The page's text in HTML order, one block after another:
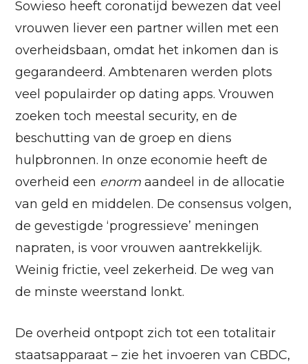
Sowieso heeft coronatijd bewezen dat veel
vrouwen liever een partner willen met een
overheidsbaan, omdat het inkomen dan is
gegarandeerd. Ambtenaren werden plots
veel populairder op dating apps. Vrouwen
zoeken toch meestal security, en de
beschutting van de groep en diens
hulpbronnen. In onze economie heeft de
overheid een enorm aandeel in de allocatie
van geld en middelen. De consensus volgen,
de gevestigde ‘progressieve’ meningen
napraten, is voor vrouwen aantrekkelijk.
Weinig frictie, veel zekerheid. De weg van
de minste weerstand lonkt.
De overheid ontpopt zich tot een totalitair
staatsapparaat – zie het invoeren van CBDC,